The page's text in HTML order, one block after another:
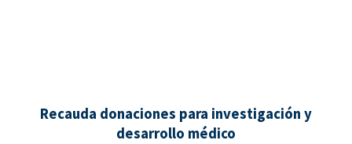
Recauda donaciones para investigación y
desarrollo médico